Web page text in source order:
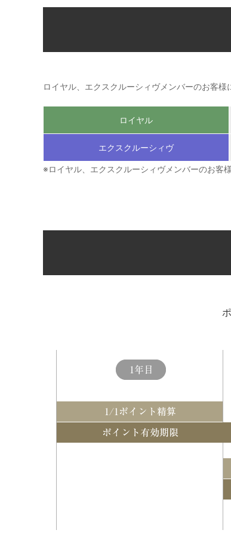
ロイヤル、エクスクルーシィヴメンバーのお客
ロイヤル
エクスクルーシィヴ
※ロイヤル、エクスクルーシィヴメンバーのお客